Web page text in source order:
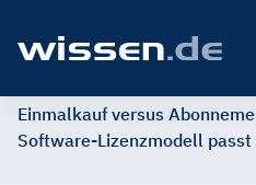
Einmalkauf versus
Software-Lizenzmodell passt